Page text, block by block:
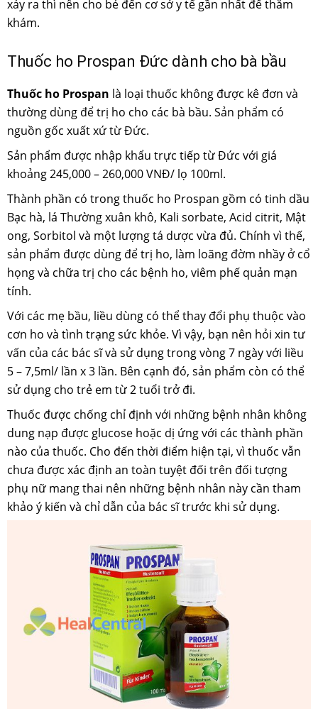
xảy ra thì nên cho bé đến cơ sở y tế gần nhất để thăm
khám.
Thuốc ho Prospan Đức dành cho bà bầu
Thuốc ho Prospan là loại thuốc không được kê đơn và
thường dùng để trị ho cho các bà bầu. Sản phẩm có
nguồn gốc xuất xứ từ Đức.
Sản phẩm được nhập khẩu trực tiếp từ Đức với giá
khoảng 245,000 – 260,000 VNĐ/ lọ 100ml.
Thành phần có trong thuốc ho Prospan gồm có tinh dầu
Bạc hà, lá Thường xuân khô, Kali sorbate, Acid citrit, Mật
ong, Sorbitol và một lượng tá dược vừa đủ. Chính vì thế,
sản phẩm được dùng để trị ho, làm loãng đờm nhầy ở cổ
họng và chữa trị cho các bệnh ho, viêm phế quản mạn
tính.
Với các mẹ bầu, liều dùng có thể thay đổi phụ thuộc vào
cơn ho và tình trạng sức khỏe. Vì vậy, bạn nên hỏi xin tư
vấn của các bác sĩ và sử dụng trong vòng 7 ngày với liều
5 – 7,5ml/ lần x 3 lần. Bên cạnh đó, sản phẩm còn có thể
sử dụng cho trẻ em từ 2 tuổi trở đi.
Thuốc được chống chỉ định với những bệnh nhân không
dung nạp được glucose hoặc dị ứng với các thành phần
nào của thuốc. Cho đến thời điểm hiện tại, vì thuốc vẫn
chưa được xác định an toàn tuyệt đối trên đối tượng
phụ nữ mang thai nên những bệnh nhân này cần tham
khảo ý kiến và chỉ dẫn của bác sĩ trước khi sử dụng.